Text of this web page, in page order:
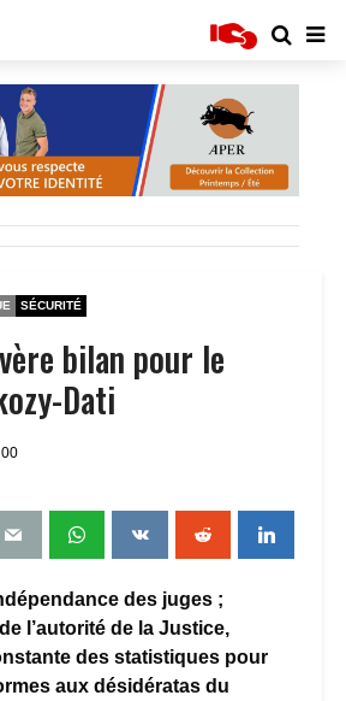
SÉCURITÉ
bilan pour le
Dati
des juges ;
l’autorité de la Justice,
des statistiques pour
aux désidératas du